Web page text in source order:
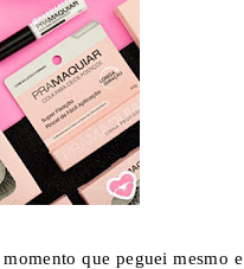
que peguei mesmo e